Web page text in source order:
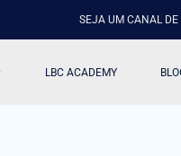
SEJA UM CANAL DE
LBC ACADEMY